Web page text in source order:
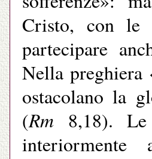
Cristo, con le
partecipare
Nella preghiera
ostacolano la
(Rm 8,18). Le